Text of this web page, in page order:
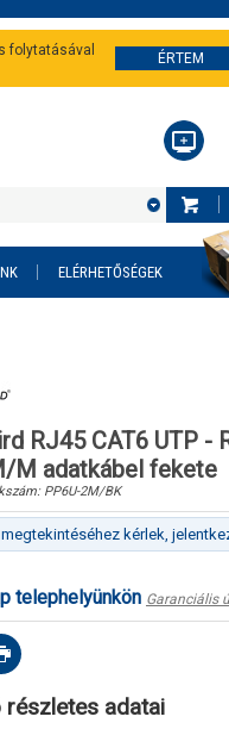
folytatásával
ÉRTEM
ELÉRHETŐSÉGEK
RJ45 CAT6 UTP -
M adatkábel fekete
PP6U-2M/BK
kérlek,
telephelyünkön Garanciális
részletes adatai